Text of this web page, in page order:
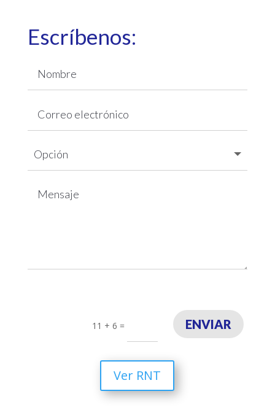
Escríbenos:
11 + 6 = ENVIAR
Ver RNT